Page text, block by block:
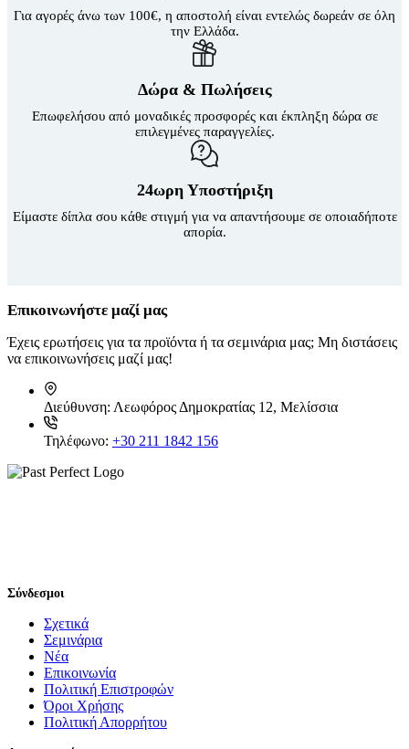
Για αγορές άνω των 100€, η αποστολή είναι εντελώς δωρεάν σε όλη
την Ελλάδα.
Δώρα & Πωλήσεις
Επωφελήσου από μοναδικές προσφορές και έκπληξη δώρα σε
επιλεγμένες παραγγελίες.
24ωρη Υποστήριξη
Είμαστε δίπλα σου κάθε στιγμή για να απαντήσουμε σε οποιαδήποτε
απορία.
Επικοινωνήστε μαζί μας
Έχεις ερωτήσεις για τα προϊόντα ή τα σεμινάρια μας; Μη διστάσεις
να επικοινωνήσεις μαζί μας!
Διεύθυνση: Λεωφόρος Δημοκρατίας 12, Μελίσσια
Τηλέφωνο: +30 211 1842 156
Σύνδεσμοι
Σχετικά
Σεμινάρια
Νέα
Επικοινωνία
Πολιτική Επιστροφών
Όροι Χρήσης
Πολιτική Απορρήτου